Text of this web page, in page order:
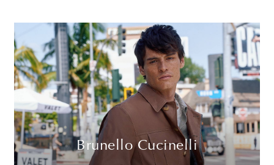
Brunello Cucinelli